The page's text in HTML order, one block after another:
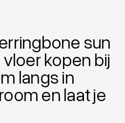
sun
kopen bij
langs in
en laat je